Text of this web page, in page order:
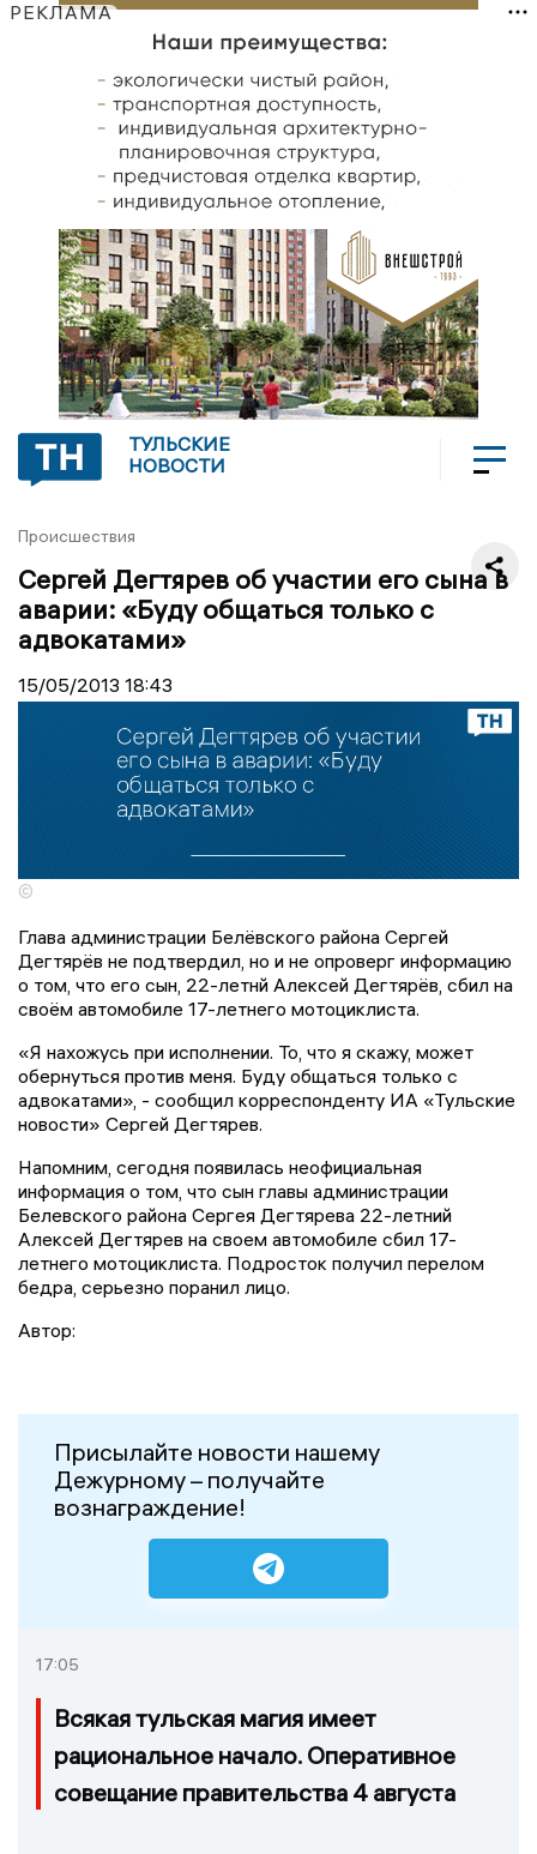
РЕКЛАМА
ТУЛЬСКИЕ
НОВОСТИ
Происшествия
Сергей Дегтярев об участии его сына в
аварии: «Буду общаться только с
адвокатами»
15/05/2013 18:43
©
Глава администрации Белёвского района Сергей
Дегтярёв не подтвердил, но и не опроверг информацию
о том, что его сын, 22-летнй Алексей Дегтярёв, сбил на
своём автомобиле 17-летнего мотоциклиста.
«Я нахожусь при исполнении. То, что я скажу, может
обернуться против меня. Буду общаться только с
адвокатами», - сообщил корреспонденту ИА «Тульские
новости» Сергей Дегтярев.
Напомним, сегодня появилась неофициальная
информация о том, что сын главы администрации
Белевского района Сергея Дегтярева 22-летний
Алексей Дегтярев на своем автомобиле сбил 17-
летнего мотоциклиста. Подросток получил перелом
бедра, серьезно поранил лицо.
Автор:
Присылайте новости нашему
Дежурному – получайте
вознаграждение!
17:05
Всякая тульская магия имеет
рациональное начало. Оперативное
совещание правительства 4 августа